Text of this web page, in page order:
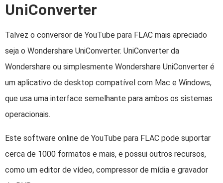
UniConverter
Talvez o conversor de YouTube para FLAC mais apreciado
seja o Wondershare UniConverter. UniConverter da
Wondershare ou simplesmente Wondershare UniConverter é
um aplicativo de desktop compatível com Mac e Windows,
que usa uma interface semelhante para ambos os sistemas
operacionais.
Este software online de YouTube para FLAC pode suportar
cerca de 1000 formatos e mais, e possui outros recursos,
como um editor de vídeo, compressor de mídia e gravador